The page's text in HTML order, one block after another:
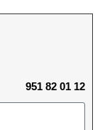
951 82 01 12